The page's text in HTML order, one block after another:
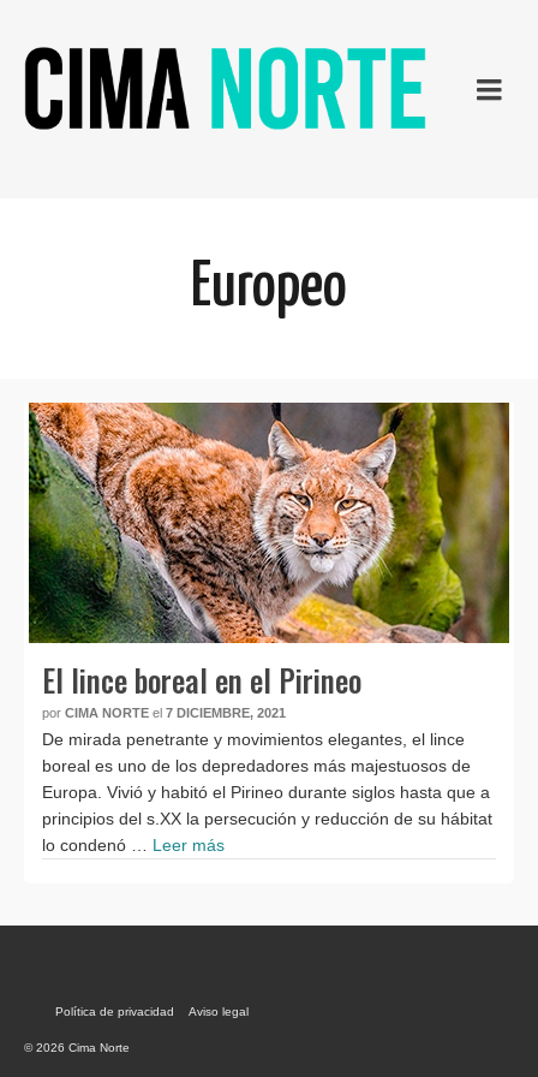
Europeo
El lince boreal en el Pirineo
por CIMA NORTE el 7 DICIEMBRE, 2021
De mirada penetrante y movimientos elegantes, el lince
boreal es uno de los depredadores más majestuosos de
Europa. Vivió y habitó el Pirineo durante siglos hasta que a
principios del s.XX la persecución y reducción de su hábitat
lo condenó … Leer más
Política de privacidad Aviso legal
© 2026 Cima Norte